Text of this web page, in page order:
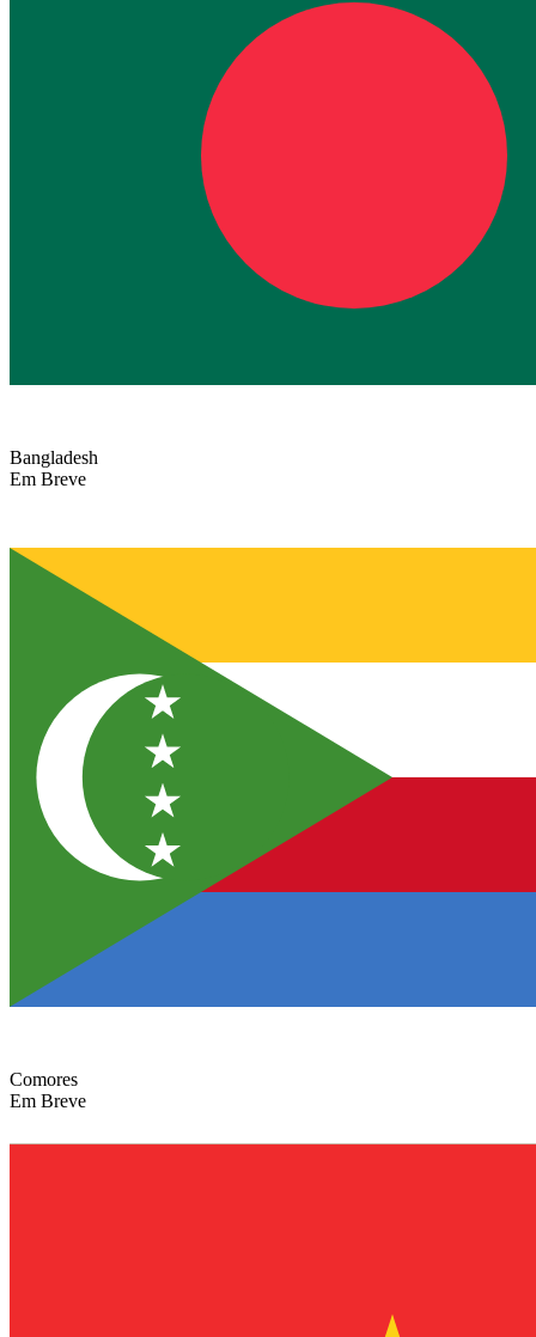
Bangladesh
Em Breve
Comores
Em Breve